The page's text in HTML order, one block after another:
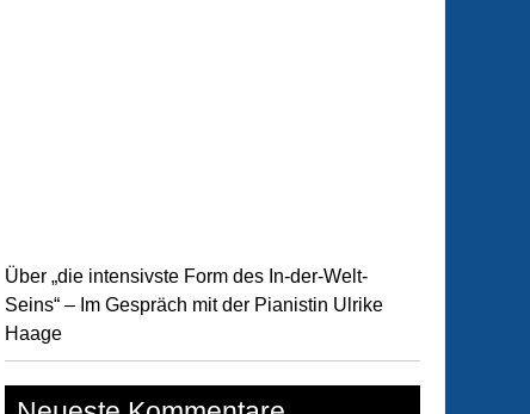
Über „die intensivste Form des In-der-Welt-
Seins“ – Im Gespräch mit der Pianistin Ulrike
Haage